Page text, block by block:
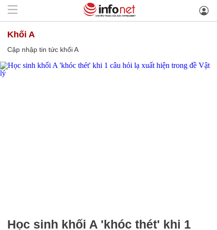
khối A
Cập nhập tin tức khối A
Học sinh khối A 'khóc thét' khi 1